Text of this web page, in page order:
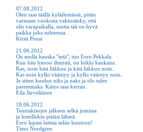
07.08.2012
Olen taas täällä kyläilemässä, pitäis
varmaan vuokrata vakiosänky, että
olis varapaikalla, mutta tää on hyvä
paikka joka suhteessa.
Kirsti Pousi
21.06.2012
On mulla hauska "setä", tuo Eero Pekkala.
Kun hän hieroo ihmistä, on leikki kaukana.
Kas, noin käsi liikkuu ja käsi liikkuu noin.
Kas noin kylki vääntyy ja kylki vääntyy noin.
Ja sitten kuuluu niks ja naks ja olo tulee
paremmaks. Kiitos taas kerran.
Eila Järveläinen
18.06.2012
Tenniskisojen jälkeen selkä jumissa
ja lomillekin pitäisi lähteä.
Eero lupasi laittaa selän kuntoon!
Timo Nordgren